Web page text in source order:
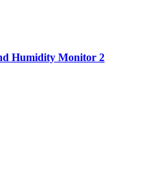
Humidity Monitor 2